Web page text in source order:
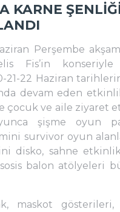
KARNE
Perşembe
Fis’in konseriyle
21-22 Haziran
devam eden
çocuk ve aile ziyaret
şişme oyun
survivor oyun
disko, sahne
balon atölyeleri
maskot gösterileri,